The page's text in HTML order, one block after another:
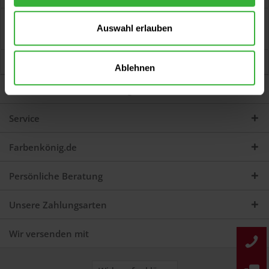
Auswahl erlauben
Ablehnen
Darum sind wir Farbenkönig
Service
Farbenkönig.de
Persönliche Beratung
Unsere Zahlungsarten
Wir versenden mit